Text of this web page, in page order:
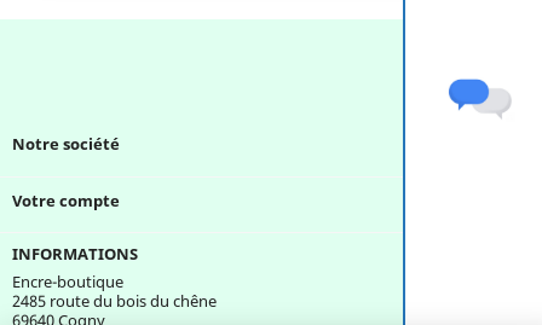
Notre société
Votre compte
INFORMATIONS
Encre-boutique
2485 route du bois du chêne
69640 Cogny